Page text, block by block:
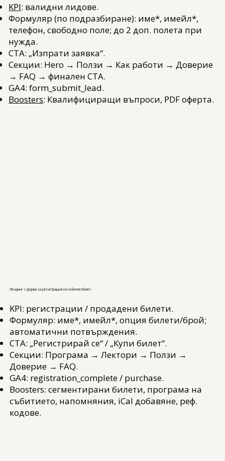
KPI: валидни лидове.
Формуляр (по подразбиране): име*, имейл*,
телефон, свободно поле; до 2 доп. полета при
нужда.
CTA: „Изпрати заявка“.
Секции: Hero → Ползи → Как работи → Доверие
→ FAQ → финален CTA.
GA4: form_submit_lead.
Boosters: Квалифициращи въпроси, PDF оферта.
Лендинг с форма за регистрация на събитие/билет
KPI: регистрации / продадени билети.
Формуляр: име*, имейл*, опция билети/брой;
автоматични потвърждения.
CTA: „Регистрирай се“ / „Купи билет“.
Секции: Програма → Лектори → Ползи →
Доверие → FAQ.
GA4: registration_complete / purchase.
Boosters: сегментирани билети, програма на
събитието, напомняния, iCal добавяне, реф.
кодове.